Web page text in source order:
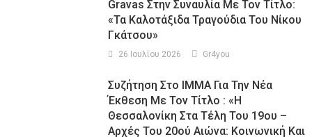
Gravas Στην Συναυλία Με Τον Τίτλο:
«τα Καλοτάξιδα Τραγούδια Του Νίκου
Γκάτσου»
26 Ιουλίου 2026 Gr4you
Συζήτηση Στο ΙΜΜΑ Για Την Νέα
Έκθεση Με Τον Τίτλο : «Η
Θεσσαλονίκη Στα Τέλη Του 19ου –
Αρχές Του 20ού Αιώνα: Κοινωνική Και